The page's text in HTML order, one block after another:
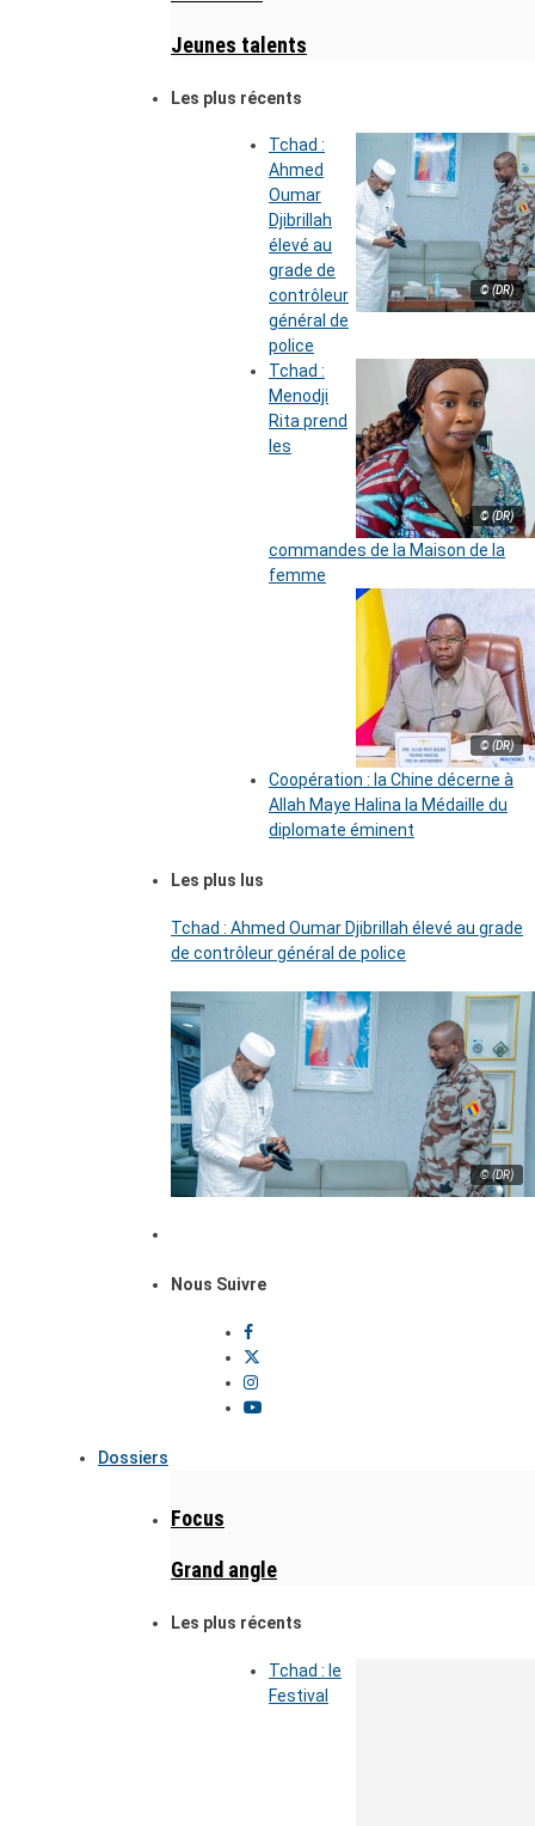
Jeunes talents
Les plus récents
© (DR)
Tchad :
Ahmed
Oumar
Djibrillah
élevé au
grade de
contrôleur
général de
police
© (DR)
Tchad :
Menodji
Rita prend
les
commandes de la Maison de la
femme
© (DR)
Coopération : la Chine décerne à
Allah Maye Halina la Médaille du
diplomate éminent
Les plus lus
Tchad : Ahmed Oumar Djibrillah élevé au grade
de contrôleur général de police
© (DR)
Nous Suivre
Dossiers
Focus
Grand angle
Les plus récents
Tchad : le
Festival